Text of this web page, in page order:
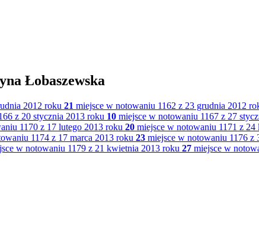
Łobaszewska
2012 roku 21 miejsce w notowaniu 1162 z 23 grudnia 2012
z 20 stycznia 2013 roku 10 miejsce w notowaniu 1167 z 27
1170 z 17 lutego 2013 roku 20 miejsce w notowaniu 1171 z 24
1174 z 17 marca 2013 roku 23 miejsce w notowaniu 1176 z
w notowaniu 1179 z 21 kwietnia 2013 roku 27 miejsce w